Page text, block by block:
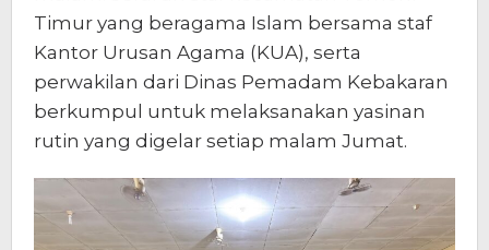
Timur yang beragama Islam bersama staf
Kantor Urusan Agama (KUA), serta
perwakilan dari Dinas Pemadam Kebakaran
berkumpul untuk melaksanakan yasinan
rutin yang digelar setiap malam Jumat.